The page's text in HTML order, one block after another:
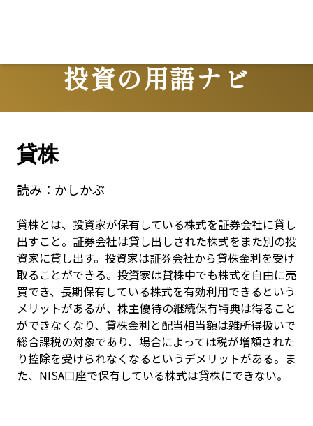
投資の用語ナビ
Terms
貸株
読み： かしかぶ
貸株とは、投資家が保有している株式を証券会社に貸し
出すこと。証券会社は貸し出しされた株式をまた別の投
資家に貸し出す。投資家は証券会社から貸株金利を受け
取ることができる。投資家は貸株中でも株式を自由に売
買でき、長期保有している株式を有効利用できるという
メリットがあるが、株主優待の継続保有特典は得ること
ができなくなり、貸株金利と配当相当額は雑所得扱いで
総合課税の対象であり、場合によっては税が増額された
り控除を受けられなくなるというデメリットがある。ま
た、NISA口座で保有している株式は貸株にできない。